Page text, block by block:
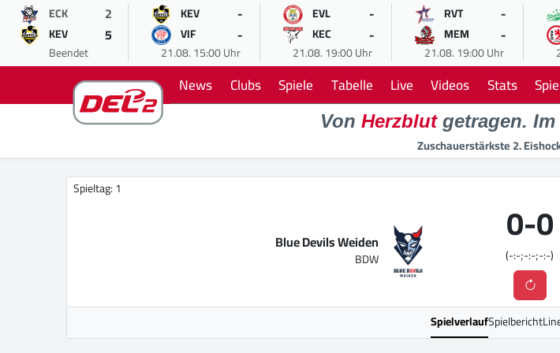
ECK 2
KEV 5
Beendet
KEV -
VIF -
21.08. 15:00 Uhr
EVL -
KEC -
21.08. 19:00 Uhr
RVT -
MEM -
21.08. 19:00 Uhr
News Clubs Spiele Tabelle Live Videos Stats
Von Herzblutgetragen. Im
Zuschauerstärkste 2.
Spieltag: 1
Blue Devils Weiden
BDW
0-0
(-:-;-:-;-:-)
SpielverlaufSpielbericht